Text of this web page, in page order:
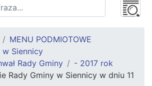
MENU PODMIOTOWE
w Siennicy
Rady Gminy
- 2017 rok
Rady Gminy w Siennicy w dniu 11